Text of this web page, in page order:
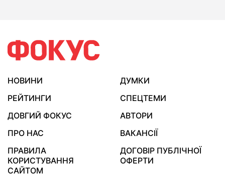
НОВИНИ
ДУМКИ
РЕЙТИНГИ
СПЕЦТЕМИ
ДОВГИЙ ФОКУС
АВТОРИ
ПРО НАС
ВАКАНСІЇ
ПРАВИЛА
КОРИСТУВАННЯ
САЙТОМ
ДОГОВІР ПУБЛІЧНОЇ
ОФЕРТИ